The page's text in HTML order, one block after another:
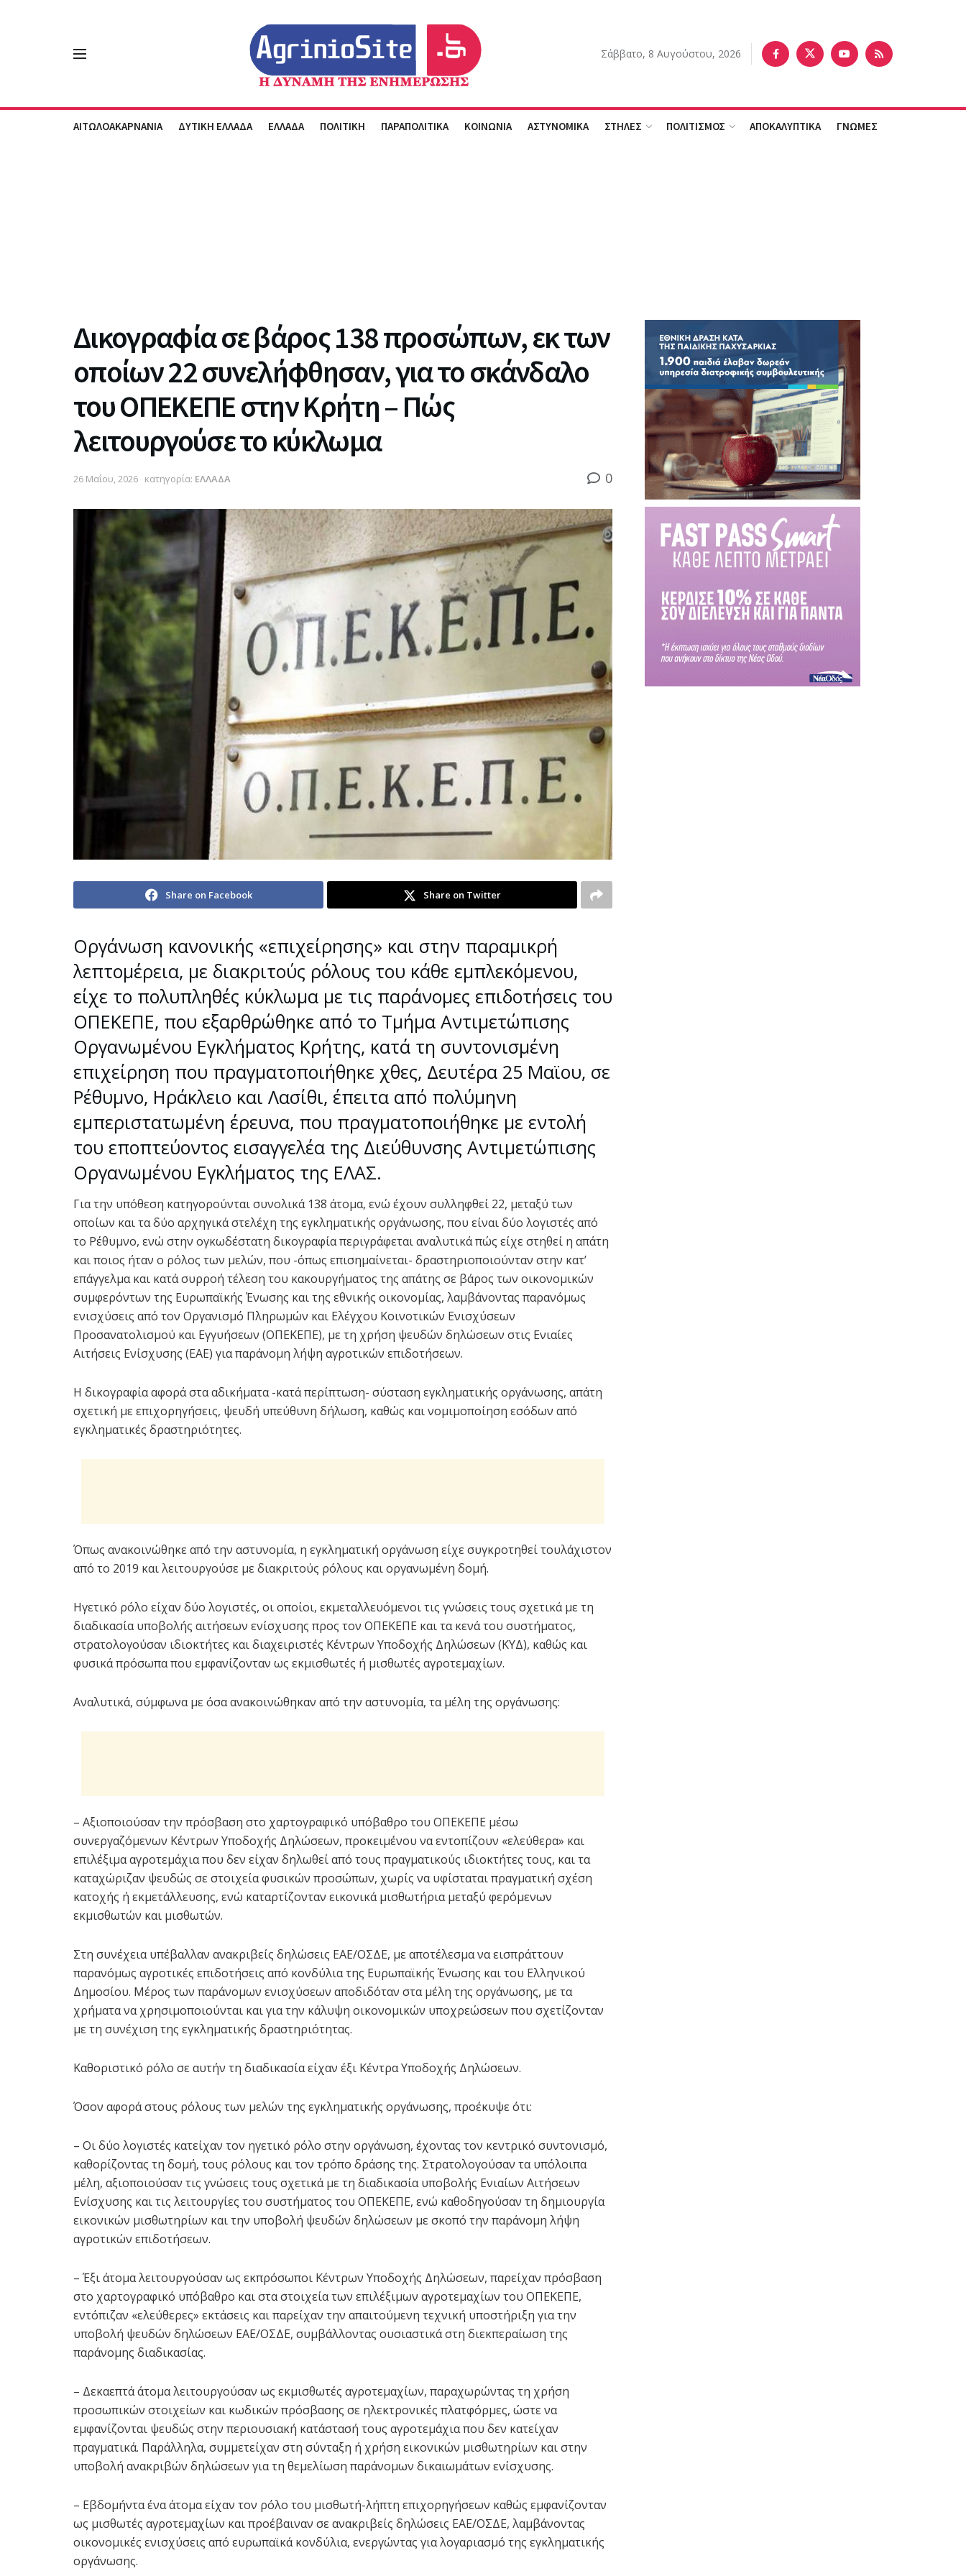
Σάββατο, 8 Αυγούστου, 2026
ΑΙΤΩΛΟΑΚΑΡΝΑΝΙΑ ΔΥΤΙΚΗ ΕΛΛΑΔΑ ΕΛΛΑΔΑ ΠΟΛΙΤΙΚΗ ΠΑΡΑΠΟΛΙΤΙΚΑ ΚΟΙΝΩΝΙΑ ΑΣΤΥΝΟΜΙΚΑ ΣΤΗΛΕΣ ΠΟΛΙΤΙΣΜΟΣ ΑΠΟΚΑΛΥΠΤΙΚΑ ΓΝΩΜΕΣ
Δικογραφία σε βάρος 138 προσώπων, εκ των
οποίων 22 συνελήφθησαν, για το σκάνδαλο
του ΟΠΕΚΕΠΕ στην Κρήτη – Πώς
λειτουργούσε το κύκλωμα
26 Μαΐου, 2026 κατηγορία: ΕΛΛΑΔΑ 0
Share on Facebook Share on Twitter
Οργάνωση κανονικής «επιχείρησης» και στην παραμικρή
λεπτομέρεια, με διακριτούς ρόλους του κάθε εμπλεκόμενου,
είχε το πολυπληθές κύκλωμα με τις παράνομες επιδοτήσεις του
ΟΠΕΚΕΠΕ, που εξαρθρώθηκε από το Τμήμα Αντιμετώπισης
Οργανωμένου Εγκλήματος Κρήτης, κατά τη συντονισμένη
επιχείρηση που πραγματοποιήθηκε χθες, Δευτέρα 25 Μαϊου, σε
Ρέθυμνο, Ηράκλειο και Λασίθι, έπειτα από πολύμηνη
εμπεριστατωμένη έρευνα, που πραγματοποιήθηκε με εντολή
του εποπτεύοντος εισαγγελέα της Διεύθυνσης Αντιμετώπισης
Οργανωμένου Εγκλήματος της ΕΛΑΣ.
Για την υπόθεση κατηγορούνται συνολικά 138 άτομα, ενώ έχουν συλληφθεί 22, μεταξύ των
οποίων και τα δύο αρχηγικά στελέχη της εγκληματικής οργάνωσης, που είναι δύο λογιστές από
το Ρέθυμνο, ενώ στην ογκωδέστατη δικογραφία περιγράφεται αναλυτικά πώς είχε στηθεί η απάτη
και ποιος ήταν ο ρόλος των μελών, που -όπως επισημαίνεται- δραστηριοποιούνταν στην κατ’
επάγγελμα και κατά συρροή τέλεση του κακουργήματος της απάτης σε βάρος των οικονομικών
συμφερόντων της Ευρωπαϊκής Ένωσης και της εθνικής οικονομίας, λαμβάνοντας παρανόμως
ενισχύσεις από τον Οργανισμό Πληρωμών και Ελέγχου Κοινοτικών Ενισχύσεων
Προσανατολισμού και Εγγυήσεων (ΟΠΕΚΕΠΕ), με τη χρήση ψευδών δηλώσεων στις Ενιαίες
Αιτήσεις Ενίσχυσης (ΕΑΕ) για παράνομη λήψη αγροτικών επιδοτήσεων.
Η δικογραφία αφορά στα αδικήματα -κατά περίπτωση- σύσταση εγκληματικής οργάνωσης, απάτη
σχετική με επιχορηγήσεις, ψευδή υπεύθυνη δήλωση, καθώς και νομιμοποίηση εσόδων από
εγκληματικές δραστηριότητες.
Όπως ανακοινώθηκε από την αστυνομία, η εγκληματική οργάνωση είχε συγκροτηθεί τουλάχιστον
από το 2019 και λειτουργούσε με διακριτούς ρόλους και οργανωμένη δομή.
Ηγετικό ρόλο είχαν δύο λογιστές, οι οποίοι, εκμεταλλευόμενοι τις γνώσεις τους σχετικά με τη
διαδικασία υποβολής αιτήσεων ενίσχυσης προς τον ΟΠΕΚΕΠΕ και τα κενά του συστήματος,
στρατολογούσαν ιδιοκτήτες και διαχειριστές Κέντρων Υποδοχής Δηλώσεων (ΚΥΔ), καθώς και
φυσικά πρόσωπα που εμφανίζονταν ως εκμισθωτές ή μισθωτές αγροτεμαχίων.
Αναλυτικά, σύμφωνα με όσα ανακοινώθηκαν από την αστυνομία, τα μέλη της οργάνωσης:
– Αξιοποιούσαν την πρόσβαση στο χαρτογραφικό υπόβαθρο του ΟΠΕΚΕΠΕ μέσω
συνεργαζόμενων Κέντρων Υποδοχής Δηλώσεων, προκειμένου να εντοπίζουν «ελεύθερα» και
επιλέξιμα αγροτεμάχια που δεν είχαν δηλωθεί από τους πραγματικούς ιδιοκτήτες τους, και τα
καταχώριζαν ψευδώς σε στοιχεία φυσικών προσώπων, χωρίς να υφίσταται πραγματική σχέση
κατοχής ή εκμετάλλευσης, ενώ καταρτίζονταν εικονικά μισθωτήρια μεταξύ φερόμενων
εκμισθωτών και μισθωτών.
Στη συνέχεια υπέβαλλαν ανακριβείς δηλώσεις ΕΑΕ/ΟΣΔΕ, με αποτέλεσμα να εισπράττουν
παρανόμως αγροτικές επιδοτήσεις από κονδύλια της Ευρωπαϊκής Ένωσης και του Ελληνικού
Δημοσίου. Μέρος των παράνομων ενισχύσεων αποδιδόταν στα μέλη της οργάνωσης, με τα
χρήματα να χρησιμοποιούνται και για την κάλυψη οικονομικών υποχρεώσεων που σχετίζονταν
με τη συνέχιση της εγκληματικής δραστηριότητας.
Καθοριστικό ρόλο σε αυτήν τη διαδικασία είχαν έξι Κέντρα Υποδοχής Δηλώσεων.
Όσον αφορά στους ρόλους των μελών της εγκληματικής οργάνωσης, προέκυψε ότι:
– Οι δύο λογιστές κατείχαν τον ηγετικό ρόλο στην οργάνωση, έχοντας τον κεντρικό συντονισμό,
καθορίζοντας τη δομή, τους ρόλους και τον τρόπο δράσης της. Στρατολογούσαν τα υπόλοιπα
μέλη, αξιοποιούσαν τις γνώσεις τους σχετικά με τη διαδικασία υποβολής Ενιαίων Αιτήσεων
Ενίσχυσης και τις λειτουργίες του συστήματος του ΟΠΕΚΕΠΕ, ενώ καθοδηγούσαν τη δημιουργία
εικονικών μισθωτηρίων και την υποβολή ψευδών δηλώσεων με σκοπό την παράνομη λήψη
αγροτικών επιδοτήσεων.
– Έξι άτομα λειτουργούσαν ως εκπρόσωποι Κέντρων Υποδοχής Δηλώσεων, παρείχαν πρόσβαση
στο χαρτογραφικό υπόβαθρο και στα στοιχεία των επιλέξιμων αγροτεμαχίων του ΟΠΕΚΕΠΕ,
εντόπιζαν «ελεύθερες» εκτάσεις και παρείχαν την απαιτούμενη τεχνική υποστήριξη για την
υποβολή ψευδών δηλώσεων ΕΑΕ/ΟΣΔΕ, συμβάλλοντας ουσιαστικά στη διεκπεραίωση της
παράνομης διαδικασίας.
– Δεκαεπτά άτομα λειτουργούσαν ως εκμισθωτές αγροτεμαχίων, παραχωρώντας τη χρήση
προσωπικών στοιχείων και κωδικών πρόσβασης σε ηλεκτρονικές πλατφόρμες, ώστε να
εμφανίζονται ψευδώς στην περιουσιακή κατάστασή τους αγροτεμάχια που δεν κατείχαν
πραγματικά. Παράλληλα, συμμετείχαν στη σύνταξη ή χρήση εικονικών μισθωτηρίων και στην
υποβολή ανακριβών δηλώσεων για τη θεμελίωση παράνομων δικαιωμάτων ενίσχυσης.
– Εβδομήντα ένα άτομα είχαν τον ρόλο του μισθωτή-λήπτη επιχορηγήσεων καθώς εμφανίζονταν
ως μισθωτές αγροτεμαχίων και προέβαιναν σε ανακριβείς δηλώσεις ΕΑΕ/ΟΣΔΕ, λαμβάνοντας
οικονομικές ενισχύσεις από ευρωπαϊκά κονδύλια, ενεργώντας για λογαριασμό της εγκληματικής
οργάνωσης.